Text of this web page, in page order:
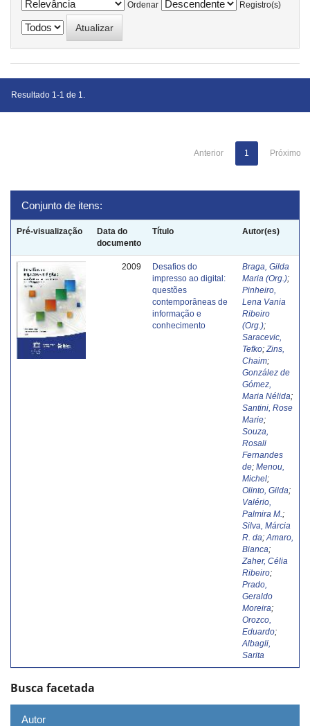
Ordenar
Registro(s)
Resultado 1-1 de 1.
Anterior 1 Próximo
Conjunto de itens:
Pré-visualização
Data do
documento
Título Autor(es)
2009
Desafios do
impresso ao digital:
questões
contemporâneas de
informação e
conhecimento
Braga, Gilda
Maria (Org.);
Pinheiro,
Lena Vania
Ribeiro
(Org.);
Saracevic,
Tefko; Zins,
Chaim;
González de
Gómez,
Maria Nélida;
Santini, Rose
Marie;
Souza,
Rosali
Fernandes
de; Menou,
Michel;
Olinto, Gilda;
Valério,
Palmira M. ;
Silva, Márcia
R. da; Amaro,
Bianca;
Zaher, Célia
Ribeiro;
Prado,
Geraldo
Moreira;
Orozco,
Eduardo;
Albagli,
Sarita
Busca facetada
Autor